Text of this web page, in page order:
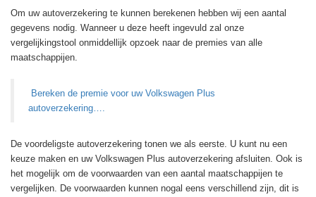
Om uw autoverzekering te kunnen berekenen hebben wij een aantal
gegevens nodig. Wanneer u deze heeft ingevuld zal onze
vergelijkingstool onmiddellijk opzoek naar de premies van alle
maatschappijen.
Bereken de premie voor uw Volkswagen Plus
autoverzekering….
De voordeligste autoverzekering tonen we als eerste. U kunt nu een
keuze maken en uw Volkswagen Plus autoverzekering afsluiten. Ook is
het mogelijk om de voorwaarden van een aantal maatschappijen te
vergelijken. De voorwaarden kunnen nogal eens verschillend zijn, dit is